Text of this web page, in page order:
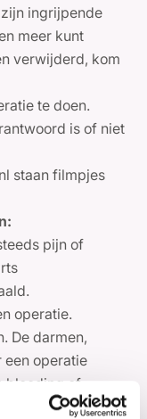
ingrijpende
meer kunt
verwijderd, kom
te doen.
is of niet
staan filmpjes
pijn of
operatie.
De darmen,
een operatie
bloeding of